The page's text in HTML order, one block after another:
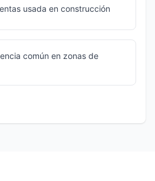
usada en construcción
común en zonas de